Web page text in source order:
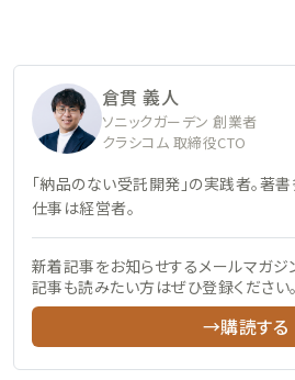
倉貫 義人
ソニックガーデン 創業者
クラシコム 取締役CTO
「納品のない受託開発」の実践者。著書
仕事は経営者。
新着記事をお知らせするメールマガジ
記事も読みたい方はぜひ登録ください。
→購読する